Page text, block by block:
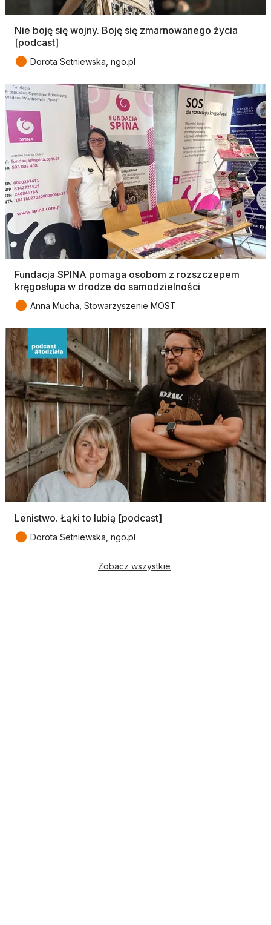
Nie boję się wojny. Boję się zmarnowanego życia
[podcast]
● Dorota Setniewska, ngo.pl
Fundacja SPINA pomaga osobom z rozszczepem
kręgosłupa w drodze do samodzielności
● Anna Mucha, Stowarzyszenie MOST
Lenistwo. Łąki to lubią [podcast]
● Dorota Setniewska, ngo.pl
Zobacz wszystkie